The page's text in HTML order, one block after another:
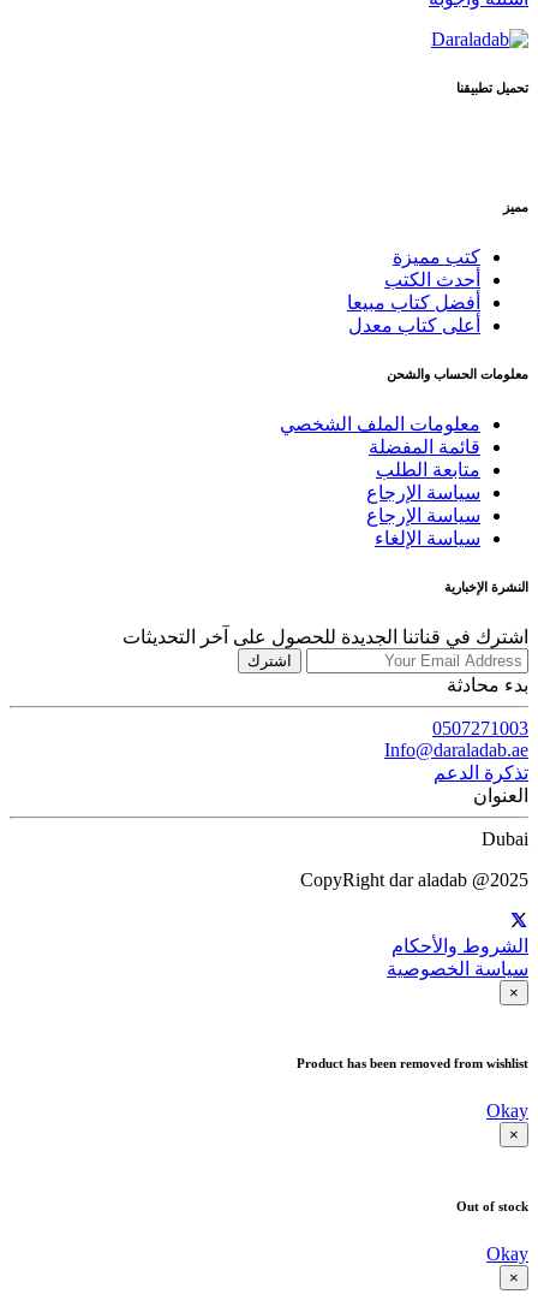
تحميل تطبيقنا
مميز
كتب مميزة
أحدث الكتب
أفضل كتاب مبيعا
أعلى كتاب معدل
معلومات الحساب والشحن
معلومات الملف الشخصي
قائمة المفضلة
متابعة الطلب
سياسة الإرجاع
سياسة الإرجاع
سياسة الإلغاء
النشرة الإخبارية
اشترك في قناتنا الجديدة للحصول على آخر التحديثات
اشترك
بدء محادثة
0507271003
Info@daraladab.ae
تذكرة الدعم
العنوان
Dubai
CopyRight dar aladab @2025
الشروط والأحكام
سياسة الخصوصية
×
Product has been removed from wishlist
Okay
×
Out of stock
Okay
×